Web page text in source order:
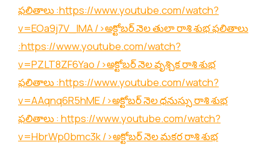
ఫలితాలు :https://www.youtube.com/watch?
v=EOa9j7V_lMA/>అక్టోబర్ నెల తులా రాశి శుభ ఫలితాలు
:https://www.youtube.com/watch?
v=PZLT8ZF6Yao />అక్టోబర్ నెల వృశ్చిక రాశి శుభ
ఫలితాలు :https://www.youtube.com/watch?
v=AAqnq6R5hME/>అక్టోబర్ నెల ధనుస్సు రాశి శుభ
ఫలితాలు : https://www.youtube.com/watch?
v=HbrWp0bmc3k/>అక్టోబర్ నెల మకర రాశి శుభ